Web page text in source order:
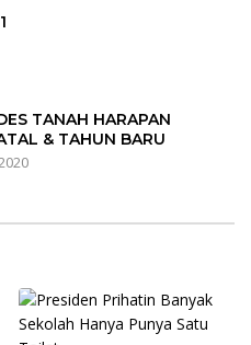
TANAH HARAPAN
& TAHUN BARU